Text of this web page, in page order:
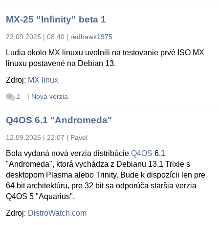
MX-25 “Infinity” beta 1
22.09.2025 | 08:40 | redhawk1975
Ludia okolo MX linuxu uvolnili na testovanie prvé ISO MX
linuxu postavené na Debian 13.
Zdroj: MX linux
2 | Nová verzia
Q4OS 6.1 "Andromeda"
12.09.2025 | 22:07 | Pavel
Bola vydaná nová verzia distribúcie Q4OS 6.1
"Andromeda", ktorá vychádza z Debianu 13.1 Trixie s
desktopom Plasma alebo Trinity. Bude k dispozícii len pre
64 bit architektúru, pre 32 bit sa odporúča staršia verzia
Q4OS 5 "Aquarius".
Zdroj: DistroWatch.com